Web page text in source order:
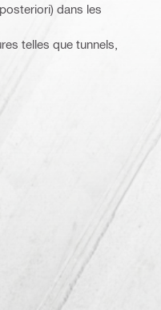
dans les
telles que tunnels,